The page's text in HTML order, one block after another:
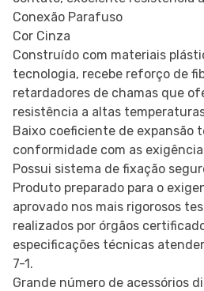
Conexão Parafuso
Cor Cinza
Construído com materiais
tecnologia, recebe reforço de
retardadores de chamas que
resistência a altas
Baixo coeficiente de expansão
conformidade com as
Possui sistema de fixação
Produto preparado para o
aprovado nos mais rigorosos
realizados por órgãos
especificações técnicas
7-1.
Grande número de acessórios